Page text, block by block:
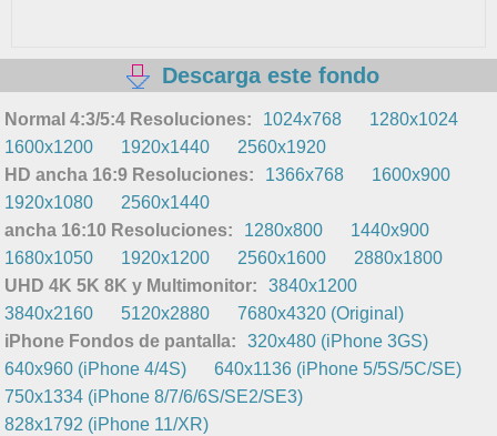
Descarga este fondo
Normal 4:3/5:4 Resoluciones: 1024x768
1280x1024
1600x1200
1920x1440
2560x1920
HD ancha 16:9 Resoluciones:
1366x768
1600x900
1920x1080
2560x1440
ancha 16:10 Resoluciones:
1280x800
1440x900
1680x1050
1920x1200 2560x1600
2880x1800
UHD 4K 5K 8K y Multimonitor:
3840x1200
3840x2160
5120x2880
7680x4320 (Original)
iPhone Fondos de pantalla:
320x480 (iPhone 3GS)
640x960 (iPhone 4/4S)
640x1136 (iPhone 5/5S/5C/SE)
750x1334 (iPhone 8/7/6/6S/SE2/SE3)
828x1792 (iPhone 11/XR)